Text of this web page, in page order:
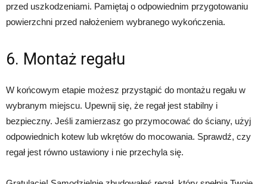
przed uszkodzeniami. Pamiętaj o odpowiednim przygotowaniu
powierzchni przed nałożeniem wybranego wykończenia.
6. Montaż regału
W końcowym etapie możesz przystąpić do montażu regału w
wybranym miejscu. Upewnij się, że regał jest stabilny i
bezpieczny. Jeśli zamierzasz go przymocować do ściany, użyj
odpowiednich kotew lub wkrętów do mocowania. Sprawdź, czy
regał jest równo ustawiony i nie przechyla się.